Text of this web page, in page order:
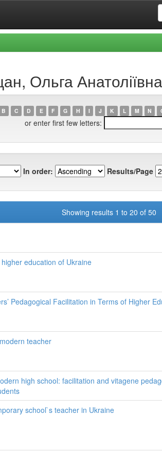
Ольга Анатоліївна
B C D E F G H I J K L M N
or enter first few letters:
In order: Results/Page
Showing results 1 to 20 of 50
education of Ukraine
Pedagogical Facilitation in Terms of Higher
teacher
high school: facilitation and vitagene
school`s teacher in Ukraine